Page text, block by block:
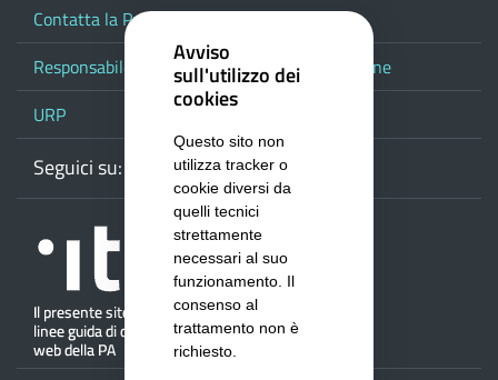
Contatta la Provincia
Responsabile del procedimento di pubblicazione
URP
Seguici su: WebmailFacebook
Youtube
Avviso
sull'utilizzo dei
cookies
Questo sito non
utilizza tracker o
cookie diversi da
quelli tecnici
strettamente
necessari al suo
funzionamento. Il
consenso al
trattamento non è
richiesto.